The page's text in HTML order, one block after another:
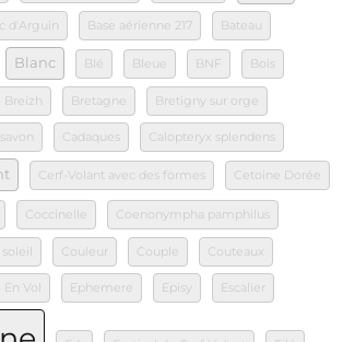
d'Arguin Base aérienne 217 Bateau
Blanc Blé Bleue BNF Bois
Breizh Bretagne Bretigny sur orge
Cadaques Calopteryx splendens
Cerf-Volant avec des formes Cetoine Dorée
Coccinelle Coenonympha pamphilus
Couleur Couple Couteaux
En Vol Ephemere Episy Escalier